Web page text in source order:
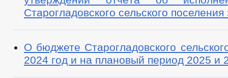
Старогладовского сельского
О бюджете Старогладовского
2024 год и на плановый период 2025 и